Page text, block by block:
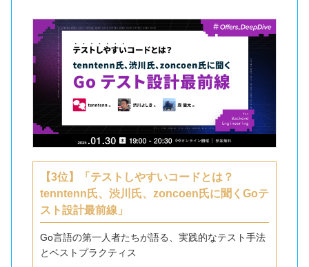
【3位】「テストしやすいコードとは？
tenntenn氏、渋川氏、zoncoen氏に聞くGoテ
スト設計最前線」
Go言語の第一人者たちが語る、実践的なテスト手法
とベストプラクティス